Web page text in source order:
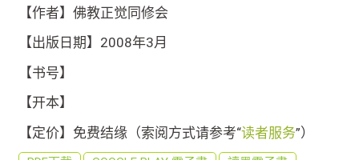
【作者】佛教正觉同修会
【出版日期】2008年3月
【书号】
【开本】
【定价】免费结缘（索阅方式请参考“读者服务”）